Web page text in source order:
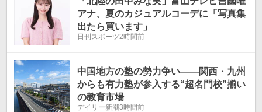
アナ、夏のカジュアルコーデに「写真集
出たら買います」
日刊スポーツ2時間前
中国地方の塾の勢力争い――関西・九州
からも有力塾が参入する“超名門校”揃い
の教育市場
デイリー新潮3時間前